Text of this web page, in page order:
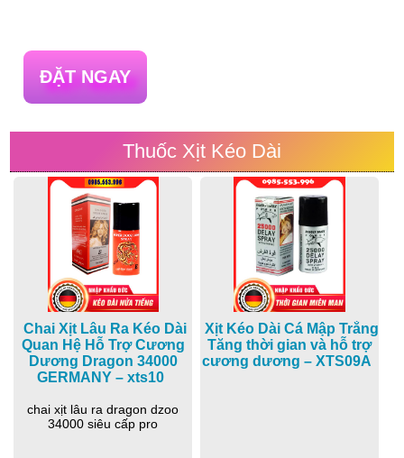
ĐẶT NGAY
Thuốc Xịt Kéo Dài
Chai Xịt Lâu Ra Kéo Dài
Quan Hệ Hỗ Trợ Cương
Dương Dragon 34000
GERMANY – xts10
chai xịt lâu ra dragon dzoo
34000 siêu cấp pro
Xịt Kéo Dài Cá Mập Trắng
Tăng thời gian và hỗ trợ
cương dương – XTS09A